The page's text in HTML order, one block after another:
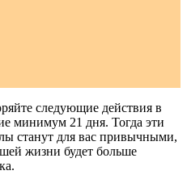
следующие действия в
минимум 21 дня. Тогда эти
станут для вас привычными,
жизни будет больше